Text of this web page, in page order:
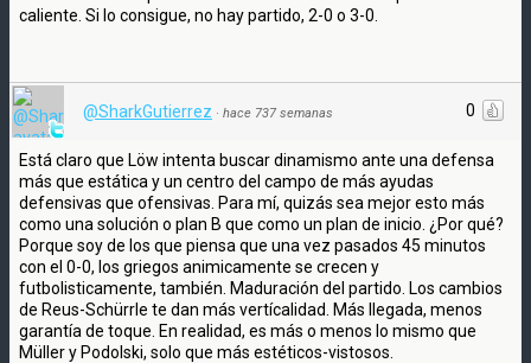
caliente. Si lo consigue, no hay partido, 2-0 o 3-0.
0
@SharkGutierrez · hace 737 semanas
Está claro que Löw intenta buscar dinamismo ante una defensa
más que estática y un centro del campo de más ayudas
defensivas que ofensivas. Para mí, quizás sea mejor esto más
como una solución o plan B que como un plan de inicio. ¿Por qué?
Porque soy de los que piensa que una vez pasados 45 minutos
con el 0-0, los griegos animicamente se crecen y
futbolisticamente, también. Maduración del partido. Los cambios
de Reus-Schürrle te dan más vertícalidad. Más llegada, menos
garantía de toque. En realidad, es más o menos lo mismo que
Müller y Podolski, solo que más estéticos-vistosos.